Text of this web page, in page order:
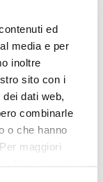
ed
media e per
inoltre
sito con i
dati web,
combinarle
o che hanno
maggiori
ci
nostra
invito a
imparando
e
suo stile
ci offre una